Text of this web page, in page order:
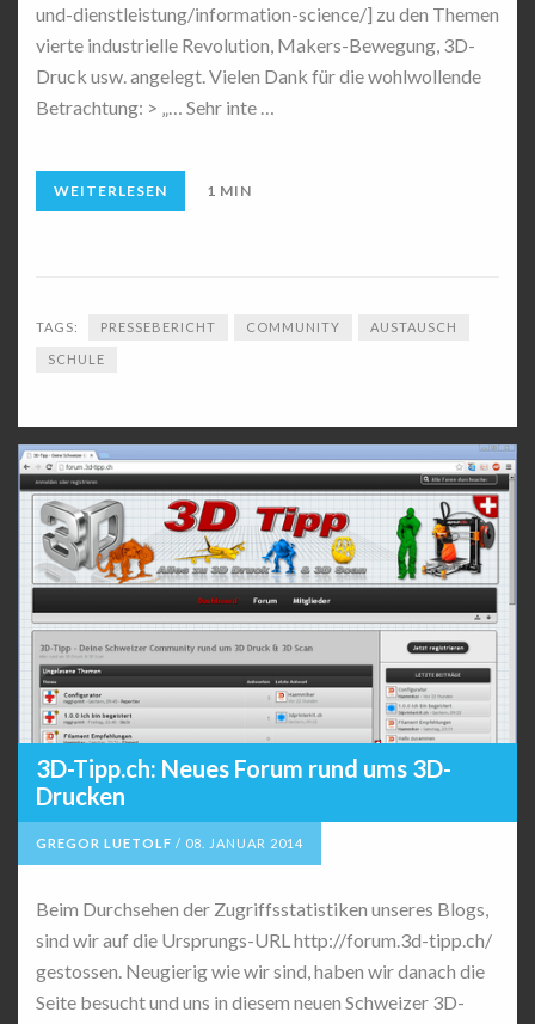
und-dienstleistung/information-science/] zu den Themen
vierte industrielle Revolution, Makers-Bewegung, 3D-
Druck usw. angelegt. Vielen Dank für die wohlwollende
Betrachtung: > „… Sehr inte …
WEITERLESEN 1 MIN
TAGS: PRESSEBERICHT COMMUNITY AUSTAUSCH
SCHULE
3D-Tipp.ch: Neues Forum rund ums 3D-
Drucken
GREGOR LUETOLF / 08. JANUAR 2014
Beim Durchsehen der Zugriffsstatistiken unseres Blogs,
sind wir auf die Ursprungs-URL http://forum.3d-tipp.ch/
gestossen. Neugierig wie wir sind, haben wir danach die
Seite besucht und uns in diesem neuen Schweizer 3D-